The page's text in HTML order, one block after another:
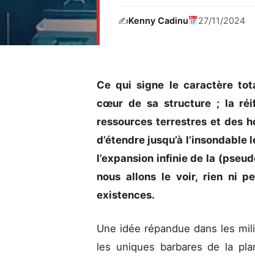
✍️Kenny Cadinu 27/11/2024
Ce qui signe le caractère
cœur de sa structure ; la
ressources terrestres et des
d’étendre jusqu’à
l’expansion infinie de la
nous allons le voir, rien ni
existences.
Une idée répandue dans les
les uniques barbares de la